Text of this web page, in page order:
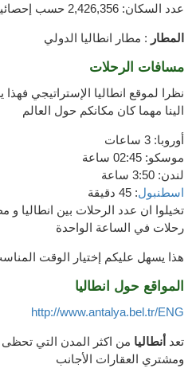
عدد السكان: 2,426,356 حسب إحصائيات 2019
المطار : مطار انطاليا الدولي
مسافات الرحلات
نظرا لموقع انطاليا الإستراتيجي
الينا مهما كان مكانكم حول العالم
أوروبا: 3 ساعات
موسكو: 02:45 ساعة
لندن: 3:50 ساعة
اسطنبول: 45 دقيقة
تخيلوا ان عدد الرحلات بين انطاليا
رحلات في الساعة الواحدة
هذا يسهل عليكم إختيار الوقت
المواقع حول انطاليا
http://www.antalya.bel.tr/ENG
تعد أنطاليا من اكثر المدن التي تحظى
ومشتري العقارات الأجانب